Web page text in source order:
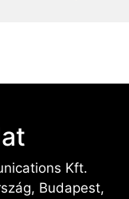
Kft.
Budapest,